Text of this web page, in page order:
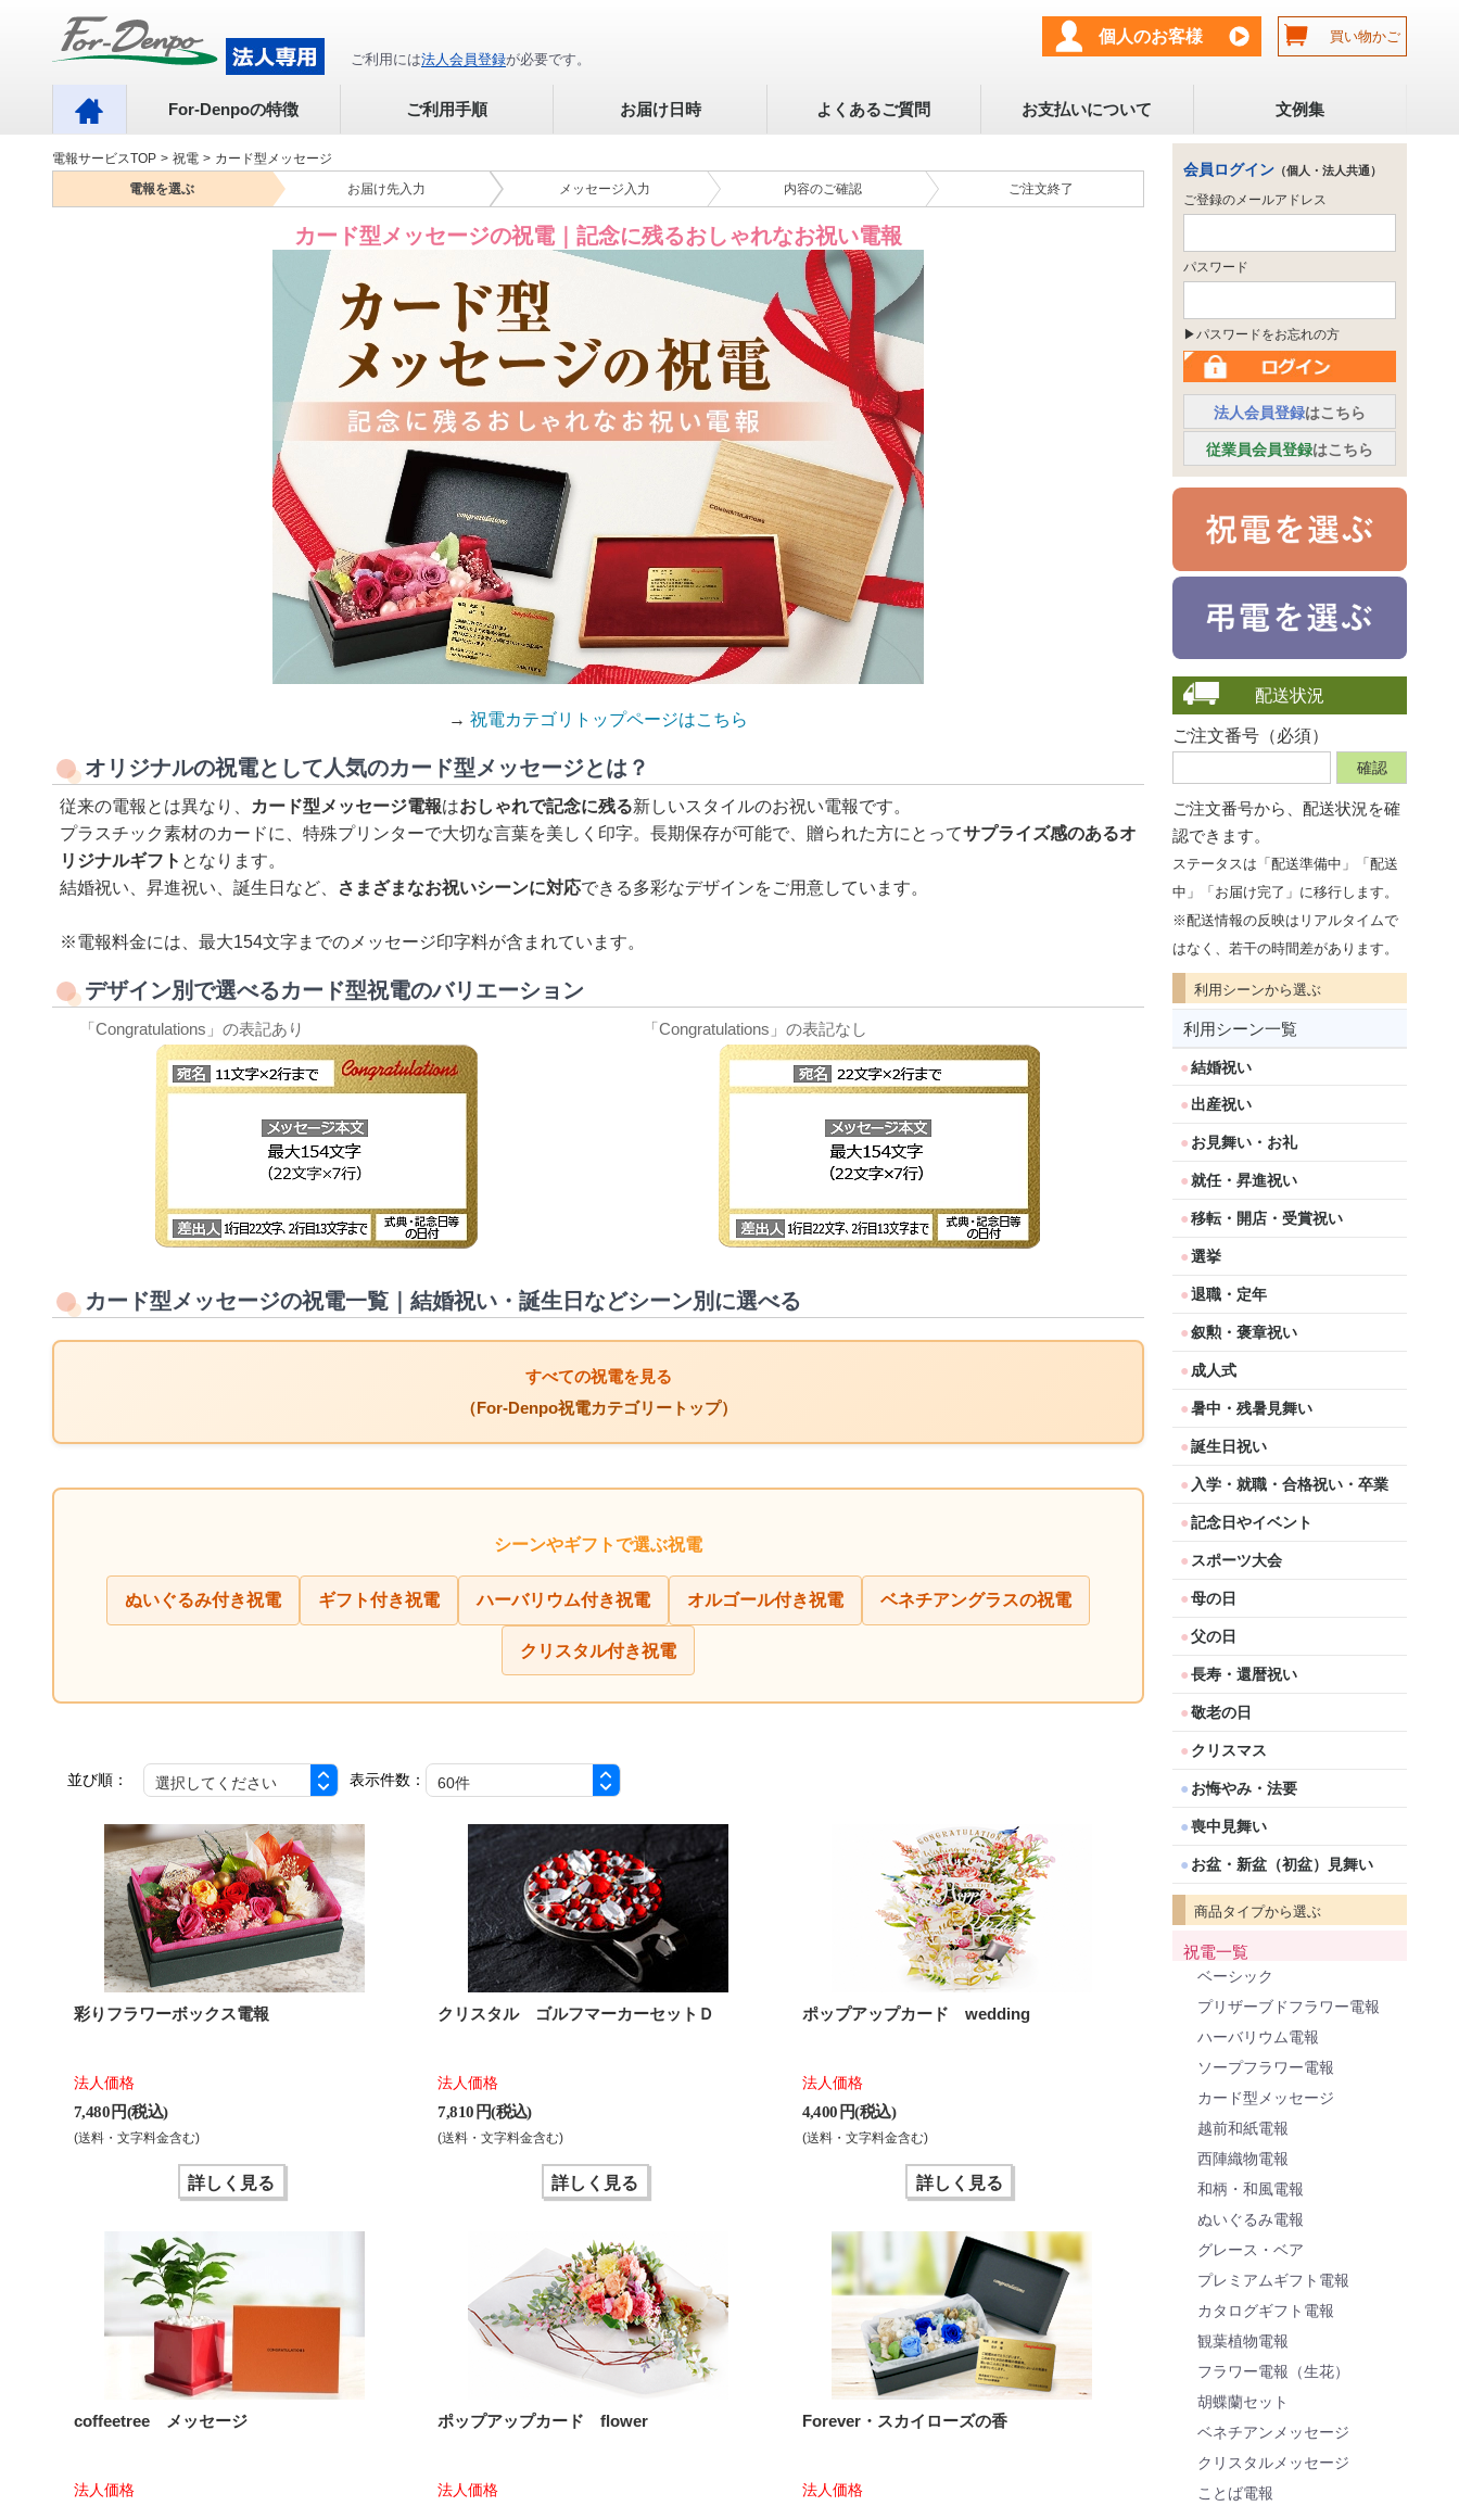
ご利用には法人会員登録が必要です。
個人のお客様 買い物かご
For-Denpoの特徴 ご利用手順 お届け日時 よくあるご質問 お支払いについて 文例集
電報サービスTOP > 祝電 > カード型メッセージ
電報を選ぶ お届け先 入力 メッセージ 入力 内容のご確認 ご注文終了
カード型メッセージの祝電｜記念に残るおしゃれなお祝い電報
→ 祝電カテゴリトップページはこちら
オリジナルの祝電として人気のカード型メッセージとは？
従来の電報とは異なり、 カード型メッセージ電報はおしゃれで記念に残る新しいスタイルのお祝い電報です。
プラスチック素材のカードに、特殊プリンターで大切な言葉を美しく印字。長期保存が可能で、贈られた方にとってサプライズ感のあるオ
リジナルギフト となります。
結婚祝い、昇進祝い、誕生日など、
さまざまなお祝いシーンに対応できる多彩なデザインをご用意しています。
※電報料金には、最大154文字までのメッセージ印字料が含まれています。
デザイン別で選べるカード型祝電のバリエーション
「Congratulations」の表記あり 「Congratulations」の表記なし
カード型メッセージの祝電一覧｜結婚祝い・誕生日などシーン別に選べる
すべての祝電を見る
（For-Denpo祝電カテゴリートップ）
シーンやギフトで選ぶ祝電
ぬいぐるみ付き祝電 ギフト付き祝電 ハーバリウム付き祝電 オルゴール付き祝電 ベネチアングラスの祝電
クリスタル付き祝電
並び順： 表示件数：
彩りフラワーボックス電報
法人価格
7,480 円(税込)
(送料・文字料金含む)
詳しく見る
クリスタル ゴルフマーカーセットＤ
法人価格
7,810 円(税込)
(送料・文字料金含む)
詳しく見る
ポップアップカード wedding
法人価格
4,400 円(税込)
(送料・文字料金含む)
詳しく見る
coffeetree メッセージ
法人価格
ポップアップカード flower
法人価格
Forever・スカイローズの香
法人価格
会員ログイン （個人・法人共通）
ご登録のメールアドレス
パスワード
▶パスワードをお忘れの方
法人会員登録はこちら
従業員会員登録はこちら
配送状況
ご注文番号（必須）
ご注文番号から、 配送状況を確
認できます。
ステータスは「配送準備中」「配送
中」「お届け完了」に移行します。
※配送情報の反映はリアルタイムで
はなく、若干の時間差があります。
利用シーンから選ぶ
利用シーン一覧
結婚祝い
出産祝い
お見舞い・お礼
就任・昇進祝い
移転・開店・受賞祝い
選挙
退職・定年
叙勲・褒章祝い
成人式
暑中・残暑見舞い
誕生日祝い
入学・就職・合格祝い・卒業
記念日やイベント
スポーツ大会
母の日
父の日
長寿・還暦祝い
敬老の日
クリスマス
お悔やみ・法要
喪中見舞い
お盆・新盆（初盆）見舞い
商品タイプから選ぶ
祝電一覧
ベーシック
プリザーブドフラワー電報
ハーバリウム電報
ソープフラワー電報
カード型メッセージ
越前和紙電報
西陣織物電報
和柄・和風電報
ぬいぐるみ電報
グレース・ベア
プレミアムギフト電報
カタログギフト電報
観葉植物電報
フラワー電報（生花）
胡蝶蘭セット
ベネチアンメッセージ
クリスタルメッセージ
ことば電報